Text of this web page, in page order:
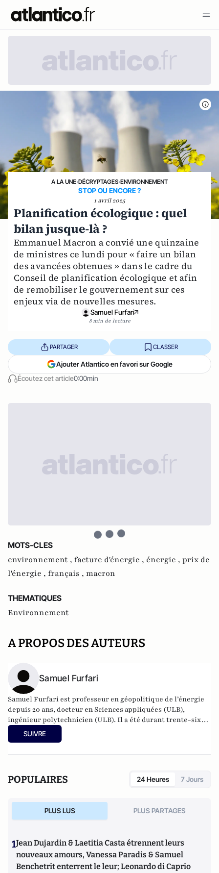
A LA UNE›DÉCRYPTAGES›ENVIRONNEMENT
STOP OU ENCORE ?
1 avril 2025
Planification écologique : quel
bilan jusque-là ?
Emmanuel Macron a convié une quinzaine
de ministres ce lundi pour « faire un bilan
des avancées obtenues » dans le cadre du
Conseil de planification écologique et afin
de remobiliser le gouvernement sur ces
enjeux via de nouvelles mesures.
Samuel Furfari
8 min de lecture
Écoutez cet article0:00min
PARTAGER CLASSER
Ajouter Atlantico en favori sur Google
MOTS-CLES
environnement , facture d'énergie , énergie , prix de
l'énergie , français , macron
THEMATIQUES
Environnement
A PROPOS DES AUTEURS
Samuel Furfari
Samuel Furfari est professeur en géopolitique de l’énergie
depuis 20 ans, docteur en Sciences appliquées (ULB),
ingénieur polytechnicien (ULB). Il a été durant trente-six
ans haut fonctionnaire à la Direction générale de l'énergie
de la Commission européenne. Auteur de 18 livres.
SUIVRE
POPULAIRES 24 Heures 7 Jours
PLUS LUS PLUS PARTAGES
1Jean Dujardin & Laetitia Casta étrennent leurs
nouveaux amours, Vanessa Paradis & Samuel
Benchetrit enterrent le leur; Leonardo di Caprio